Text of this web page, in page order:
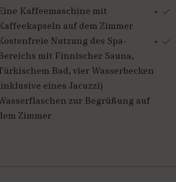
Kaffeemaschine mit
auf dem Zimmer
Nutzung des Spa-
mit Finnischer Sauna,
Bad, vier Wasserbecken
eines Jacuzzi)
zur Begrüßung auf
Zimmer